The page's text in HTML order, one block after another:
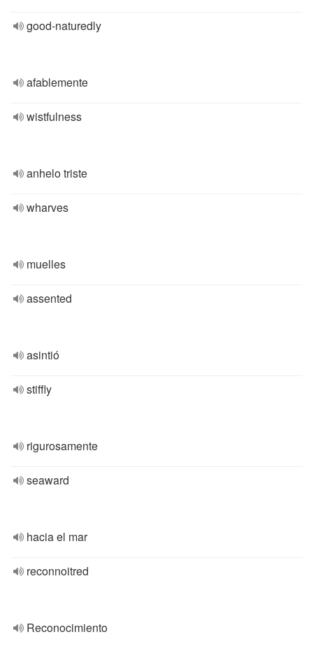
good-naturedly
afablemente
wistfulness
anhelo triste
wharves
muelles
assented
asintió
stiffly
rigurosamente
seaward
hacia el mar
reconnoitred
Reconocimiento